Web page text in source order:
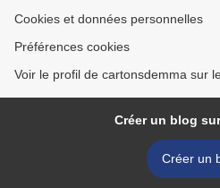
Cookies et données personnelles
Préférences cookies
Voir le profil de cartonsdemma sur
Créer un blog
Créer un